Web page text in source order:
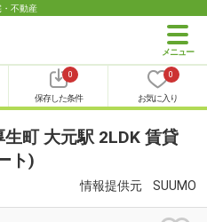
・不動産
0
保存した条件
0
お気に入り
町 大元駅 2LDK 賃貸
ト)
情報提供元 SUUMO